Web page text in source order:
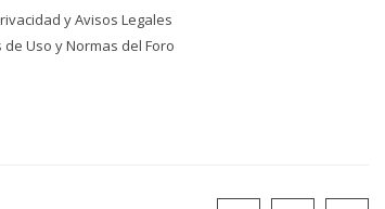
y Avisos Legales
de Uso y Normas del Foro